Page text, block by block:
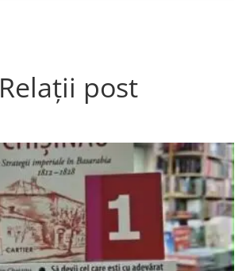
Relații post